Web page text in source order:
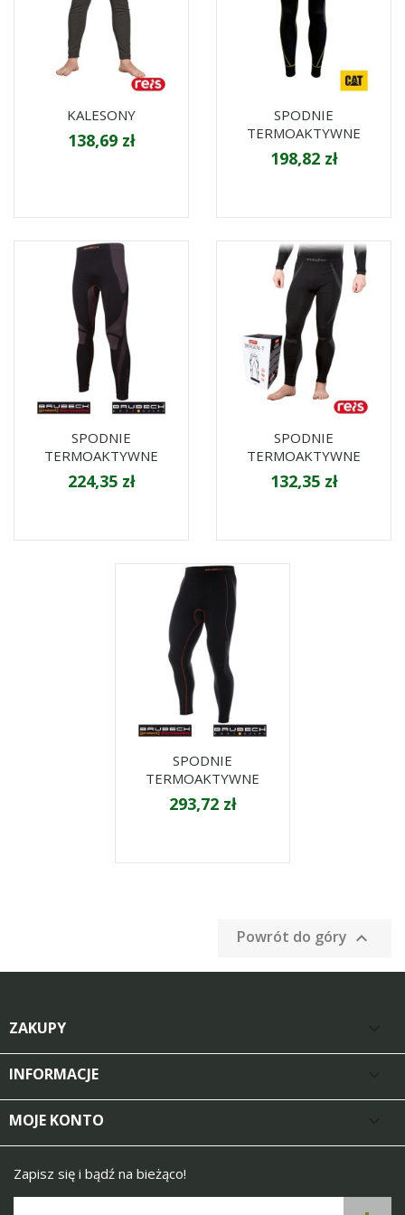
KALESONY
138,69 zł
SPODNIE
TERMOAKTYWNE
198,82 zł
SPODNIE
TERMOAKTYWNE
224,35 zł
SPODNIE
TERMOAKTYWNE
132,35 zł
SPODNIE
TERMOAKTYWNE
293,72 zł
Powrót do góry 
ZAKUPY
INFORMACJE
MOJE KONTO
Zapisz się i bądź na bieżąco!